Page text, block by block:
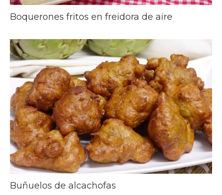
Boquerones fritos en freidora de aire
Buñuelos de alcachofas